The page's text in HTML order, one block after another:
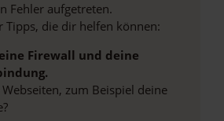
Fehler aufgetreten.
Tipps, die dir helfen können:
Firewall und deine
zum Beispiel deine